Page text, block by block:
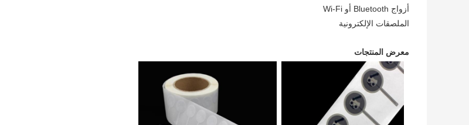
أزواج Bluetooth أو Wi-Fi
الملصقات الإلكترونية
معرض المنتجات